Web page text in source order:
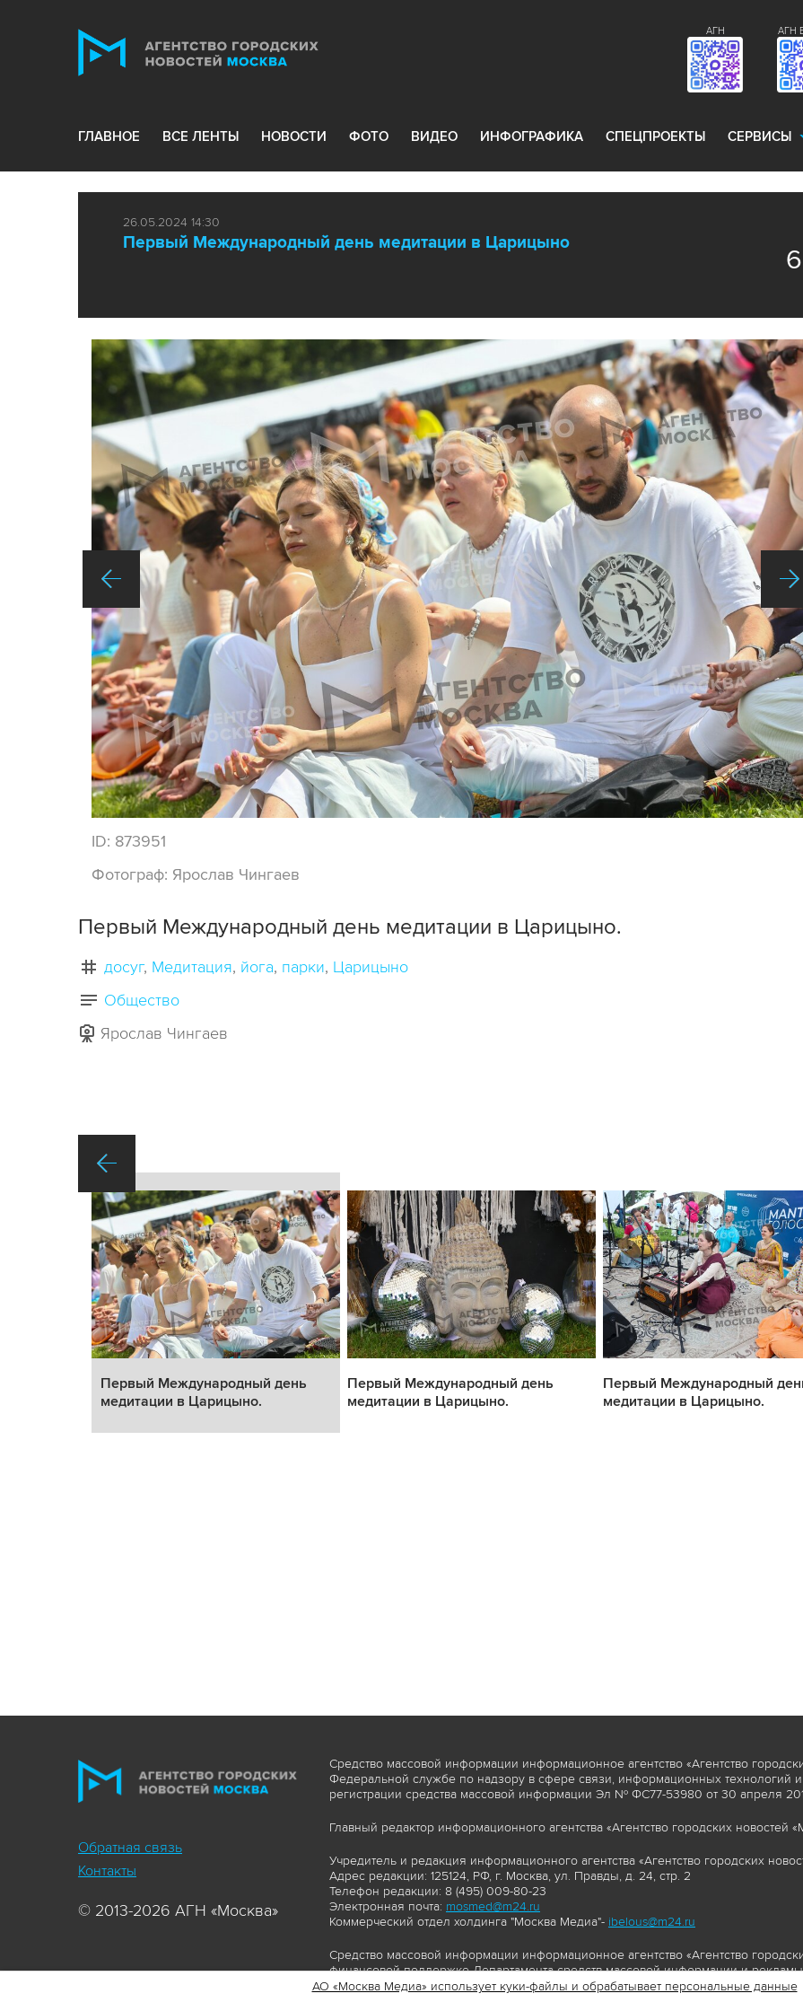
АГН
АГН
ГЛАВНОЕ ВСЕ ЛЕНТЫ НОВОСТИ ФОТО ВИДЕО ИНФОГРАФИКА СПЕЦПРОЕКТЫ СЕРВИСЫ
26.05.2024 14:30
Первый Международный день медитации в Царицыно
ID: 873951
Фотограф: Ярослав Чингаев
Первый Международный день медитации в Царицыно.
досуг Медитация йога парки Царицыно
Общество
Ярослав Чингаев
Первый Международный день
медитации в Царицыно.
Первый Международный день
медитации в Царицыно.
Первый Международный
медитации в Царицыно.
Обратная связь
Контакты
© 2013-2026 АГН «Москва»
Средство массовой информации информационное агентство «Агентство
Федеральной службе по надзору в сфере связи, информационных технологий
регистрации средства массовой информации Эл № ФС77-53980 от 30 апреля
Главный редактор информационного агентства «Агентство городских новостей
Учредитель и редакция информационного агентства «Агентство городских
Адрес редакции: 125124, РФ, г. Москва, ул. Правды, д. 24, стр. 2
Телефон редакции: 8 (495) 009-80-23
Электронная почта: mosmed@m24.ru
Коммерческий отдел холдинга "Москва Медиа"- ibelous@m24.ru
Средство массовой информации информационное агентство «Агентство
финансовой поддержке Департамента средств массовой информации и
Сайт https://www.mskagency.ru содержит материалы, товарные знаки и иные
АО «Москва Медиа» использует куки-файлы и обрабатывает персональные данные